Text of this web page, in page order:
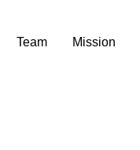
Team Mission